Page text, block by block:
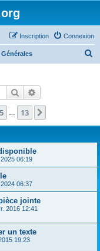
Connexion
Inscription
e
Rechercher
5 13
06:19
06:37
jointe
2016 12:41
un texte
19:23